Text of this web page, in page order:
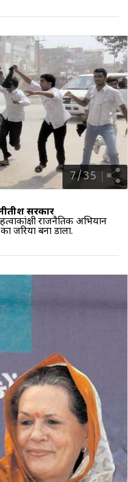
7/35
सरकार
राजनैतिक अभियान
जरिया बना डाला.